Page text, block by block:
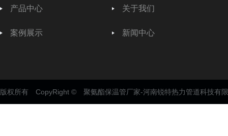
产品中心 关于我们
案例展示 新闻中心
版权所有 CopyRight © 聚氨酯保温管厂家-河南锐特热力管道科技有